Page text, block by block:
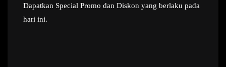
Dapatkan Special Promo dan Diskon yang berlaku pada
hari ini.